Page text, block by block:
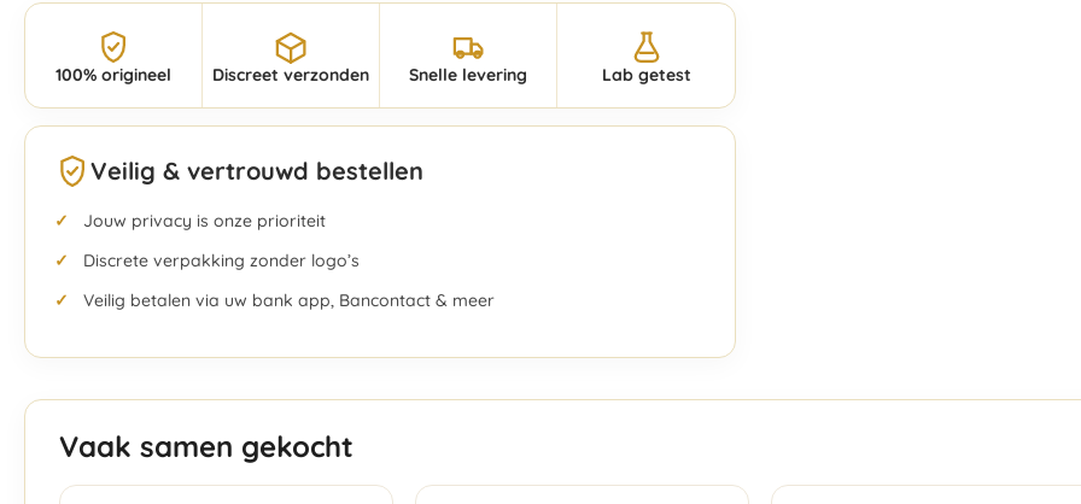
100% origineel Discreet verzonden Snelle levering Lab getest
Veilig & vertrouwd bestellen
Jouw privacy is onze prioriteit
Discrete verpakking zonder logo’s
Veilig betalen via uw bank app, Bancontact & meer
Vaak samen gekocht